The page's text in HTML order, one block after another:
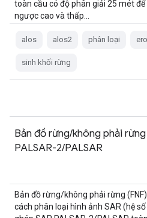
toàn cầu có độ phân giải 25 mét
ngược cao và thấp...
alos alos2 phân loại
sinh khối rừng
Bản đồ rừng/không phải
PALSAR-2/PALSAR
Bản đồ rừng/không phải rừng
cách phân loại hình ảnh SAR (hệ